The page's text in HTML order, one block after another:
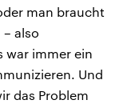
man braucht
also
war immer ein
Und
das Problem